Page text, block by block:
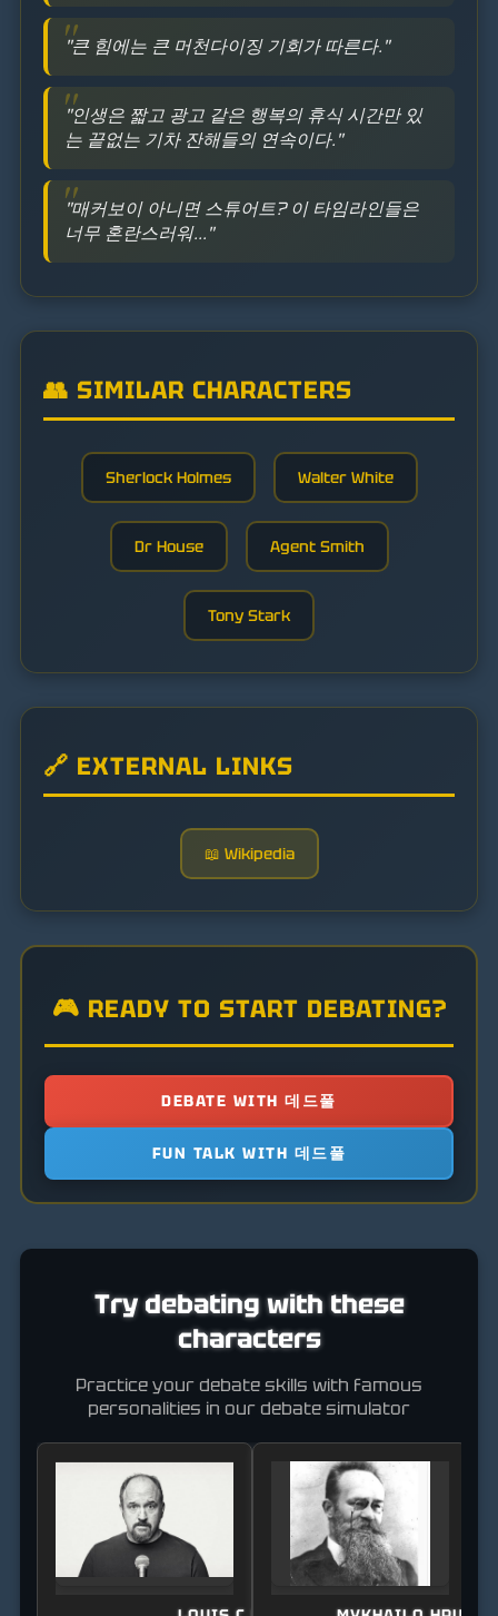
"큰 힘에는 큰 머천다이징 기회가 따른다."
"인생은 짧고 광고 같은 행복의 휴식 시간만 있
는 끝없는 기차 잔해들의 연속이다."
"매커보이 아니면 스튜어트? 이 타임라인들은
너무 혼란스러워..."
👥 SIMILAR CHARACTERS
Sherlock Holmes Walter White
Dr House Agent Smith
Tony Stark
🔗 EXTERNAL LINKS
📖 Wikipedia
🎮 READY TO START DEBATING?
DEBATE WITH 데드풀
FUN TALK WITH 데드풀
Try debating with these
characters
Practice your debate skills with famous
personalities in our debate simulator